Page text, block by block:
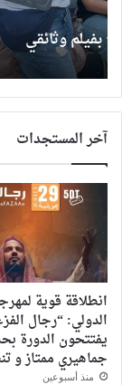
ماجد
في
مسلسل
أولاد
الراعي
6 مارس 2026
أداء جبار..
أولاد الراعي
آخر المستجدات
انطلاقة قوية
الدولي: “رجال
يفتتحون الدورة
جماهيري ممتاز و
منذ أسبوعين